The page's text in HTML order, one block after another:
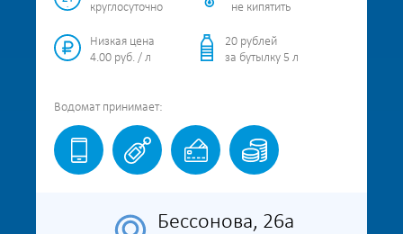
круглосуточно
не кипятить
Низкая цена
4.00 руб. / л
20 рублей
за бутылку 5 л
Водомат принимает:
Бессонова, 26а